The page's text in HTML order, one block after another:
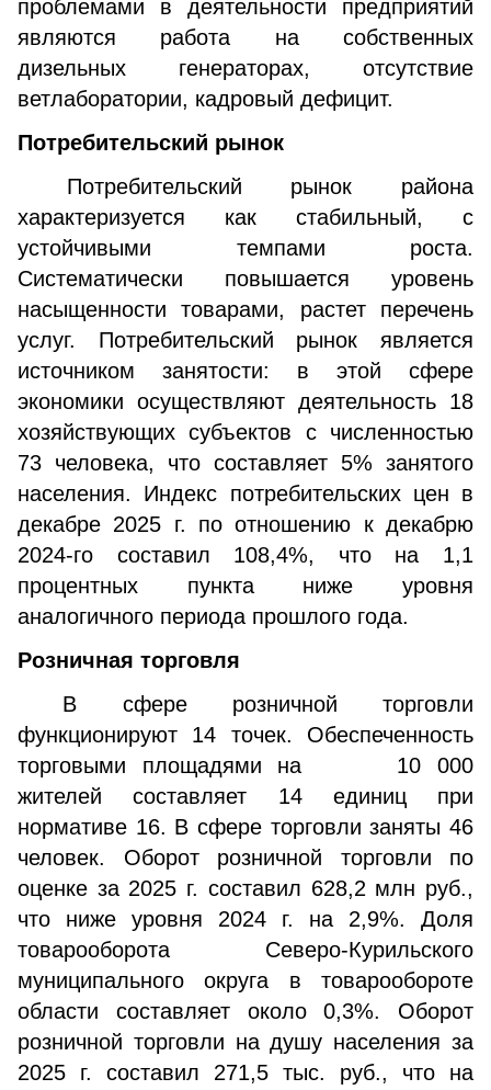
проблемами в деятельности предприятий
являются работа на собственных
дизельных генераторах, отсутствие
ветлаборатории, кадровый дефицит.
Потребительский рынок
Потребительский рынок района
характеризуется как стабильный, с
устойчивыми темпами роста.
Систематически повышается уровень
насыщенности товарами, растет перечень
услуг. Потребительский рынок является
источником занятости: в этой сфере
экономики осуществляют деятельность 18
хозяйствующих субъектов с численностью
73 человека, что составляет 5% занятого
населения. Индекс потребительских цен в
декабре 2025 г. по отношению к декабрю
2024-го составил 108,4%, что на 1,1
процентных пункта ниже уровня
аналогичного периода прошлого года.
Розничная торговля
В сфере розничной торговли
функционируют 14 точек. Обеспеченность
торговыми площадями на 10 000
жителей составляет 14 единиц при
нормативе 16. В сфере торговли заняты 46
человек. Оборот розничной торговли по
оценке за 2025 г. составил 628,2 млн руб.,
что ниже уровня 2024 г. на 2,9%. Доля
товарооборота Северо-Курильского
муниципального округа в товарообороте
области составляет около 0,3%. Оборот
розничной торговли на душу населения за
2025 г. составил 271,5 тыс. руб., что на